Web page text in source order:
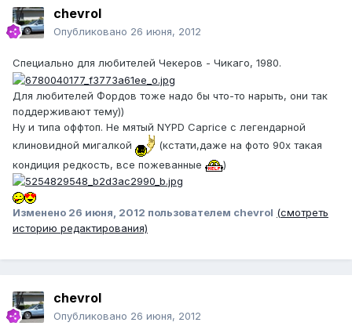
chevrol
Опубликовано 26 июня, 2012
Специально для любителей Чекеров - Чикаго, 1980.
Для любителей Фордов тоже надо бы что-то нарыть, они так
поддерживают тему))
Ну и типа оффтоп. Не мятый NYPD Caprice с легендарной
клиновидной мигалкой
(кстати,даже на фото 90х такая
кондиция редкость, все пожеванные
)
Изменено 26 июня, 2012 пользователем chevrol (смотреть
историю редактирования)
chevrol
Опубликовано 26 июня, 2012